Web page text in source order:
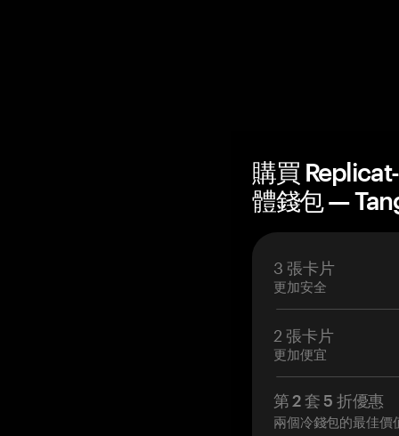
購買
體錢包 —
3 張卡片
更加安全
2 張卡片
更加便宜
第 2 套 5 折優惠
兩個冷錢包的最佳價